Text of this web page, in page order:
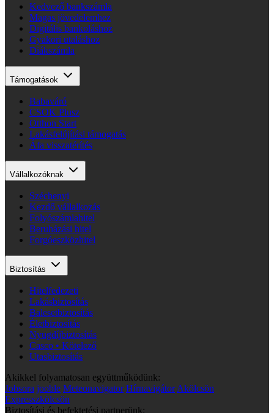
Kedvező bankszámla
Magas jövedelemhez
Digitális bankoláshoz
Gyakori utaláshoz
Diákszámla
Támogatások
Babaváró
CSOK Plusz
Otthon Start
Lakásfelújítási támogatás
Áfa visszatérítés
Vállalkozóknak
Széchenyi
Kezdő vállalkozás
Folyószámlahitel
Beruházási hitel
Forgóeszközhitel
Biztosítás
Hitelfedezeti
Lakásbiztosítás
Balesetbiztosítás
Életbiztosítás
Nyugdíjbiztosítás
Casco • Kötelező
Utasbiztosítás
Akikkel folyamatosan együttműködünk:
Jobsora jooble Meteonavigator Hírnavigátor Akölcsön
Expresszkölcsön
Biztosítási és befektetési partnerünk: